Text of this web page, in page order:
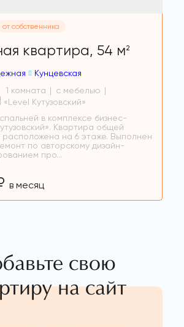
от собственника
квартира, 54 м2
Кунцевская
1 комната
с мебелью
Кутузовский»
в комплексе бизнес-
Квартира общей
на 6 этаже. Выполнен
по авторскому дизайн-
про...
в месяц
свою
на сайт